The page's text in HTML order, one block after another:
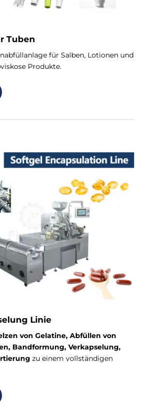
Tuben
für Salben, Lotionen und
Produkte.
Linie
von Gelatine, Abfüllen von
Bandformung, Verkapselung,
zu einem vollständigen